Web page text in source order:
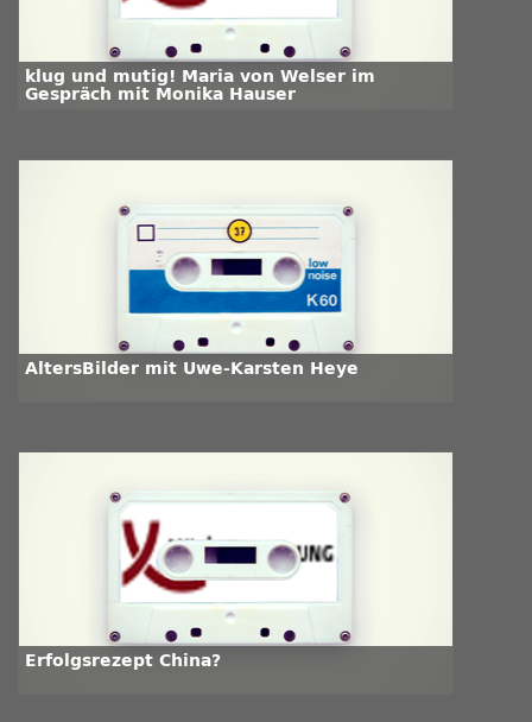
klug und mutig! Maria von Welser im
Gespräch mit Monika Hauser
AltersBilder mit Uwe-Karsten Heye
Erfolgsrezept China?